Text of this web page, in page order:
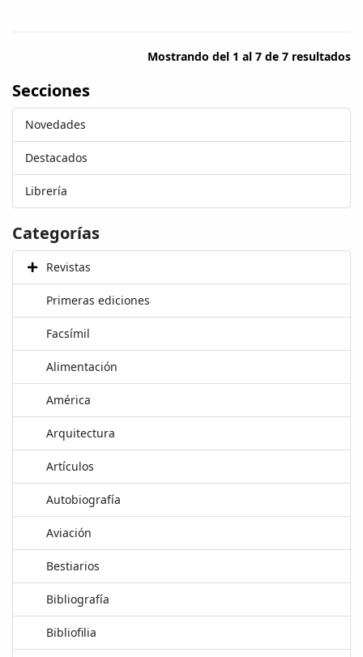
Mostrando del 1 al 7 de 7 resultados
Secciones
Novedades
Destacados
Librería
Categorías
Revistas
Primeras ediciones
Facsímil
Alimentación
América
Arquitectura
Artículos
Autobiografía
Aviación
Bestiarios
Bibliografía
Bibliofilia